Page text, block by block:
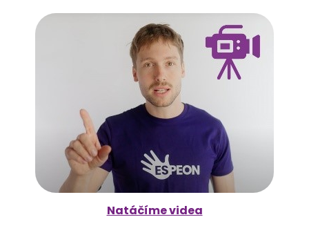
Natáčíme videa